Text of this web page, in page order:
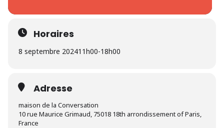
Horaires
8 septembre 202411h00-18h00
Adresse
maison de la Conversation
10 rue Maurice Grimaud, 75018 18th arrondissement of Paris,
France